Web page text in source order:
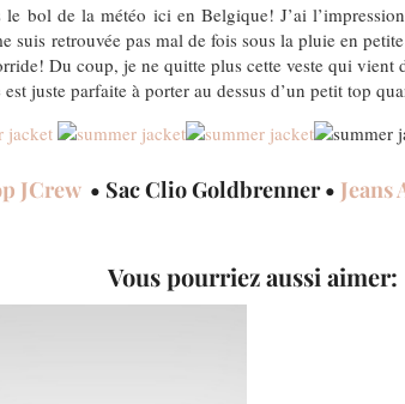
bol de la météo ici en Belgique! J’ai
retrouvée pas mal de fois sous la pluie en
Du coup, je ne quitte plus cette veste qui
juste parfaite à porter au dessus d’un petit top
JCrew • Sac Clio Goldbrenner • Jeans
Vous pourriez aussi aimer: